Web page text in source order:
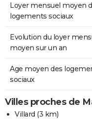
Loyer mensuel moyen
logements sociaux
Evolution du loyer
moyen sur un an
Age moyen des
sociaux
Villes proches de
Villard (3 km)